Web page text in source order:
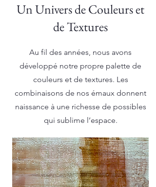
Un Univers de Couleurs et
de Textures
Au fil des années, nous avons
développé notre propre palette de
couleurs et de textures. Les
combinaisons de nos émaux donnent
naissance à une richesse de possibles
qui sublime l’espace.